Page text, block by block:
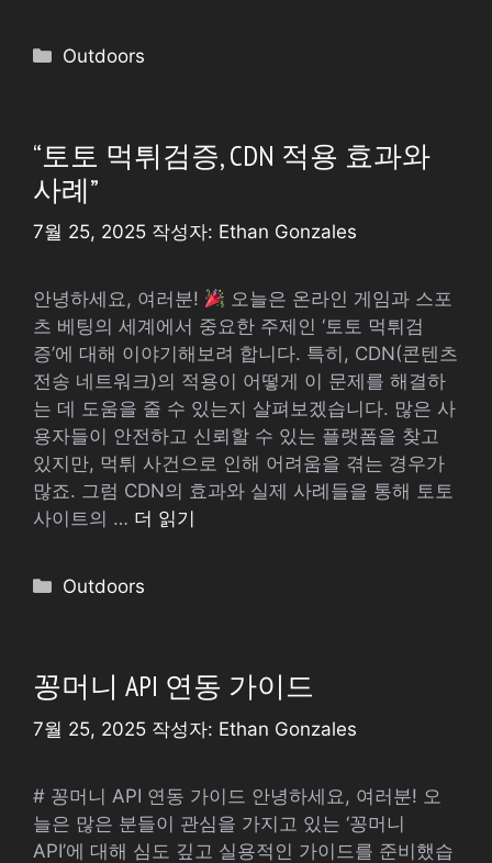
카
Outdoors
“토토 먹튀검증, CDN 적용 효과와
사례”
7월 25, 2025 작성자: Ethan Gonzales
안녕하세요, 여러분!
오늘은 온라인 게임과 스포
츠 베팅의 세계에서 중요한 주제인 ‘토토 먹튀검
증’에 대해 이야기해보려 합니다. 특히, CDN(콘텐츠
전송 네트워크)의 적용이 어떻게 이 문제를 해결하
는 데 도움을 줄 수 있는지 살펴보겠습니다. 많은 사
용자들이 안전하고 신뢰할 수 있는 플랫폼을 찾고
있지만, 먹튀 사건으로 인해 어려움을 겪는 경우가
많죠. 그럼 CDN의 효과와 실제 사례들을 통해 토토
사이트의 … 더 읽기
카
Outdoors
꽁머니 API 연동 가이드
7월 25, 2025 작성자: Ethan Gonzales
# 꽁머니 API 연동 가이드 안녕하세요, 여러분! 오
늘은 많은 분들이 관심을 가지고 있는 ‘꽁머니
API’에 대해 심도 깊고 실용적인 가이드를 준비했습